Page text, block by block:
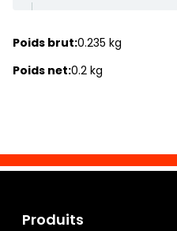
Poids brut:0.235 kg
Poids net:0.2 kg
Produits